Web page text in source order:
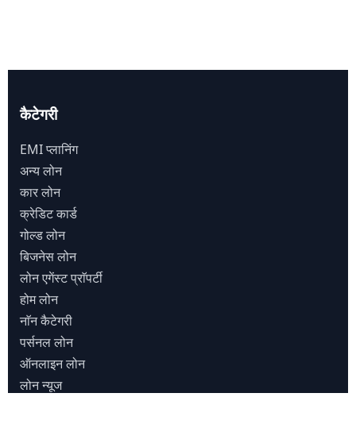
कैटेगरी
EMI प्लानिंग
अन्य लोन
कार लोन
क्रेडिट कार्ड
गोल्ड लोन
बिजनेस लोन
लोन एगेंस्ट प्राॅपर्टी
होम लोन
नाॅन कैटेगरी
पर्सनल लोन
ऑनलाइन लोन
लोन न्यूज